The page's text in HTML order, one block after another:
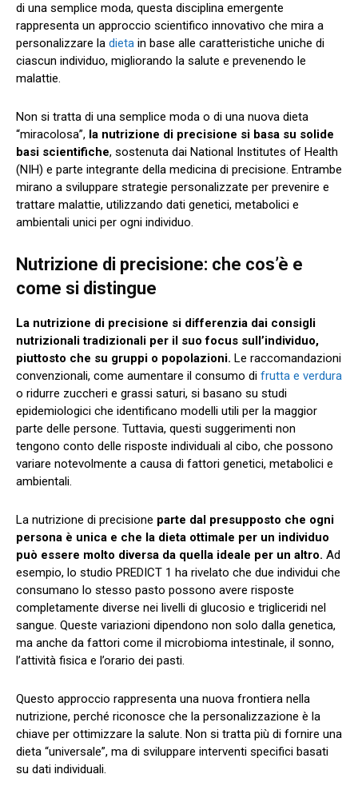
di una semplice moda, questa disciplina emergente
rappresenta un approccio scientifico innovativo che mira a
personalizzare la dieta in base alle caratteristiche uniche di
ciascun individuo, migliorando la salute e prevenendo le
malattie.
Non si tratta di una semplice moda o di una nuova dieta
“miracolosa”, la nutrizione di precisione si basa su solide
basi scientifiche, sostenuta dai National Institutes of Health
(NIH) e parte integrante della medicina di precisione. Entrambe
mirano a sviluppare strategie personalizzate per prevenire e
trattare malattie, utilizzando dati genetici, metabolici e
ambientali unici per ogni individuo.
Nutrizione di precisione: che cos’è e
come si distingue
La nutrizione di precisione si differenzia dai consigli
nutrizionali tradizionali per il suo focus sull’individuo,
piuttosto che su gruppi o popolazioni. Le raccomandazioni
convenzionali, come aumentare il consumo di frutta e verdura
o ridurre zuccheri e grassi saturi, si basano su studi
epidemiologici che identificano modelli utili per la maggior
parte delle persone. Tuttavia, questi suggerimenti non
tengono conto delle risposte individuali al cibo, che possono
variare notevolmente a causa di fattori genetici, metabolici e
ambientali.
La nutrizione di precisione parte dal presupposto che ogni
persona è unica e che la dieta ottimale per un individuo
può essere molto diversa da quella ideale per un altro. Ad
esempio, lo studio PREDICT 1 ha rivelato che due individui che
consumano lo stesso pasto possono avere risposte
completamente diverse nei livelli di glucosio e trigliceridi nel
sangue. Queste variazioni dipendono non solo dalla genetica,
ma anche da fattori come il microbioma intestinale, il sonno,
l’attività fisica e l’orario dei pasti.
Questo approccio rappresenta una nuova frontiera nella
nutrizione, perché riconosce che la personalizzazione è la
chiave per ottimizzare la salute. Non si tratta più di fornire una
dieta “universale”, ma di sviluppare interventi specifici basati
su dati individuali.